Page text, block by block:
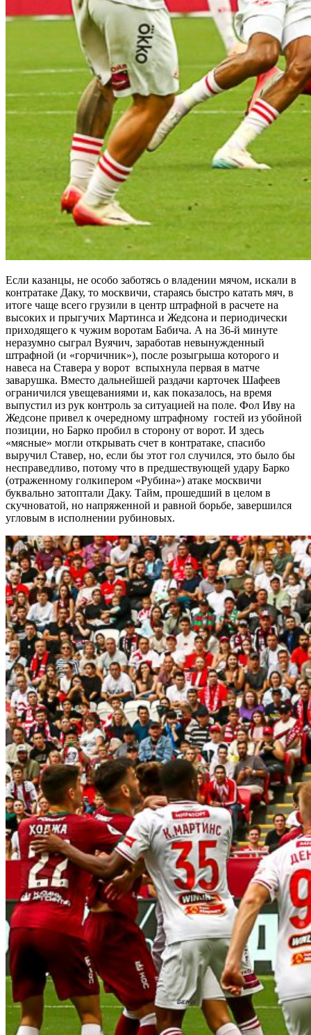
Если казанцы, не особо заботясь о владении мячом, искали в
контратаке Даку, то москвичи, стараясь быстро катать мяч, в
итоге чаще всего грузили в центр штрафной в расчете на
высоких и прыгучих Мартинса и Жедсона и периодически
приходящего к чужим воротам Бабича. А на 36-й минуте
неразумно сыграл Вуячич, заработав невынужденный
штрафной (и «горчичник»), после розыгрыша которого и
навеса на Ставера у ворот вспыхнула первая в матче
заварушка. Вместо дальнейшей раздачи карточек Шафеев
ограничился увещеваниями и, как показалось, на время
выпустил из рук контроль за ситуацией на поле. Фол Иву на
Жедсоне привел к очередному штрафному гостей из убойной
позиции, но Барко пробил в сторону от ворот. И здесь
«мясные» могли открывать счет в контратаке, спасибо
выручил Ставер, но, если бы этот гол случился, это было бы
несправедливо, потому что в предшествующей удару Барко
(отраженному голкипером «Рубина») атаке москвичи
буквально затоптали Даку. Тайм, прошедший в целом в
скучноватой, но напряженной и равной борьбе, завершился
угловым в исполнении рубиновых.